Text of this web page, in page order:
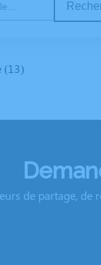
(13)
de partage, de